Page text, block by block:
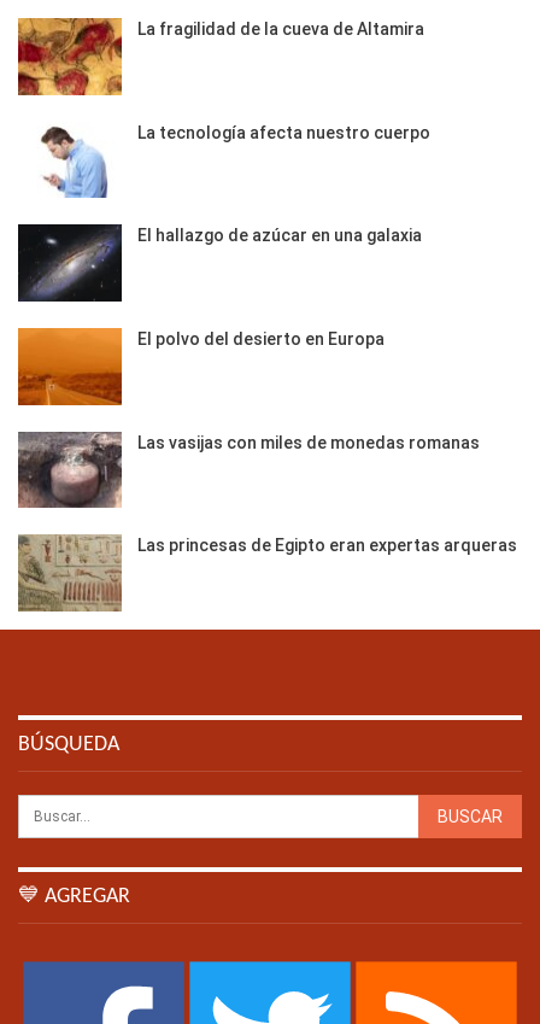
La fragilidad de la cueva de Altamira
La tecnología afecta nuestro cuerpo
El hallazgo de azúcar en una galaxia
El polvo del desierto en Europa
Las vasijas con miles de monedas romanas
Las princesas de Egipto eran expertas arqueras
BÚSQUEDA
💙 AGREGAR